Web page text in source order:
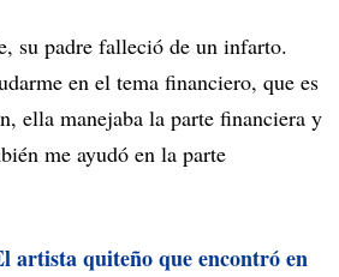
su padre falleció de un infarto.
en el tema financiero, que es
ella manejaba la parte financiera y
me ayudó en la parte
artista quiteño que encontró en